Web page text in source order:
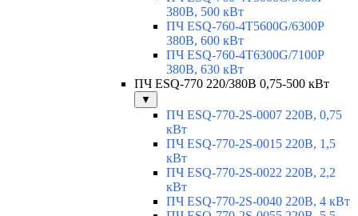
380В, 500 кВт
ПЧ ESQ-760-4T5600G/6300P
380В, 600 кВт
ПЧ ESQ-760-4T6300G/7100P
380В, 630 кВт
ПЧ ESQ-770 220/380В 0,75-500 кВт
▼
ПЧ ESQ-770-2S-0007 220В, 0,75
кВт
ПЧ ESQ-770-2S-0015 220В, 1,5
кВт
ПЧ ESQ-770-2S-0022 220В, 2,2
кВт
ПЧ ESQ-770-2S-0040 220В, 4 кВт